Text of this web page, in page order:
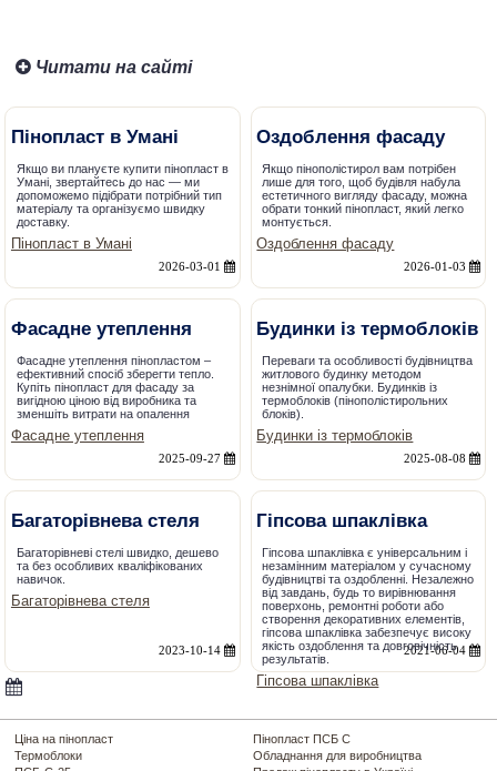
Читати на сайті
Пінопласт в Умані
Якщо ви плануєте купити пінопласт в
Умані, звертайтесь до нас — ми
допоможемо підібрати потрібний тип
матеріалу та організуємо швидку
доставку.
Пінопласт в Умані
2026-03-01
Оздоблення фасаду
Якщо пінополістирол вам потрібен
лише для того, щоб будівля набула
естетичного вигляду фасаду, можна
обрати тонкий пінопласт, який легко
монтується.
Оздоблення фасаду
2026-01-03
Фасадне утеплення
Фасадне утеплення пінопластом –
ефективний спосіб зберегти тепло.
Купіть пінопласт для фасаду за
вигідною ціною від виробника та
зменшіть витрати на опалення
Фасадне утеплення
2025-09-27
Будинки із термоблоків
Переваги та особливості будівництва
житлового будинку методом
незнімної опалубки. Будинків із
термоблоків (пінополістирольних
блоків).
Будинки із термоблоків
2025-08-08
Багаторівнева стеля
Багаторівневі стелі швидко, дешево
та без особливих кваліфікованих
навичок.
Багаторівнева стеля
2023-10-14
Гіпсова шпаклівка
Гіпсова шпаклівка є універсальним і
незамінним матеріалом у сучасному
будівництві та оздобленні. Незалежно
від завдань, будь то вирівнювання
поверхонь, ремонтні роботи або
створення декоративних елементів,
гіпсова шпаклівка забезпечує високу
якість оздоблення та довговічність
результатів.
Гіпсова шпаклівка
2021-06-04
Ціна на пінопласт
Термоблоки
Пінопласт ПСБ С
Обладнання для виробництва